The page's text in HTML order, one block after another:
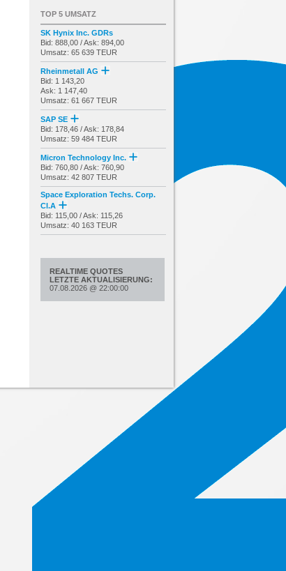
TOP 5 UMSATZ
SK Hynix Inc. GDRs
Bid: 888,00 / Ask: 894,00
Umsatz: 65 639 TEUR
Rheinmetall AG
Bid: 1 143,20
Ask: 1 147,40
Umsatz: 61 667 TEUR
SAP SE
Bid: 178,46 / Ask: 178,84
Umsatz: 59 484 TEUR
Micron Technology Inc.
Bid: 760,80 / Ask: 760,90
Umsatz: 42 807 TEUR
Space Exploration Techs. Corp.
Cl.A
Bid: 115,00 / Ask: 115,26
Umsatz: 40 163 TEUR
REALTIME QUOTES
LETZTE AKTUALISIERUNG:
07.08.2026 @ 22:00:00